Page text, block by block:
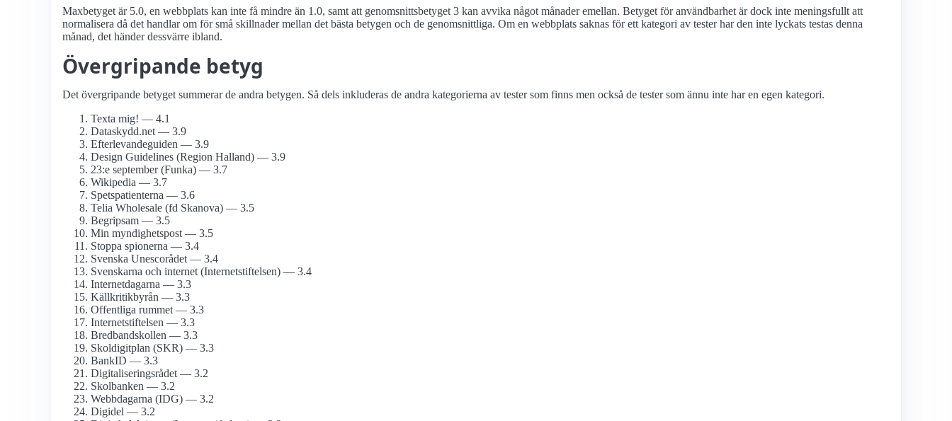
Maxbetyget är 5.0, en webbplats kan inte få mindre än 1.0, samt att genomsnittsbetyget 3 kan avvika något månader emellan. Betyget för användbarhet är dock inte meningsfullt att
normalisera då det handlar om för små skillnader mellan det bästa betygen och de genomsnittliga. Om en webbplats saknas för ett kategori av tester har den inte lyckats testas denna
månad, det händer dessvärre ibland.
Övergripande betyg
Det övergripande betyget summerar de andra betygen. Så dels inkluderas de andra kategorierna av tester som finns men också de tester som ännu inte har en egen kategori.
Texta mig! — 4.1
Dataskydd.net — 3.9
Efterlevande­guiden — 3.9
Design Guidelines (Region Halland) — 3.9
23:e september (Funka) — 3.7
Wikipedia — 3.7
Spetspatienterna — 3.6
Telia Wholesale (fd Skanova) — 3.5
Begripsam — 3.5
Min myndighets­post — 3.5
Stoppa spionerna — 3.4
Svenska Unescorådet — 3.4
Svenskarna och internet (Internetstiftelsen) — 3.4
Internetdagarna — 3.3
Källkritikbyrån — 3.3
Offentliga rummet — 3.3
Internet­stiftelsen — 3.3
Bredbands­kollen — 3.3
Skoldigitplan (SKR) — 3.3
BankID — 3.3
Digitaliseringsrådet — 3.2
Skolbanken — 3.2
Webbdagarna (IDG) — 3.2
Digidel — 3.2